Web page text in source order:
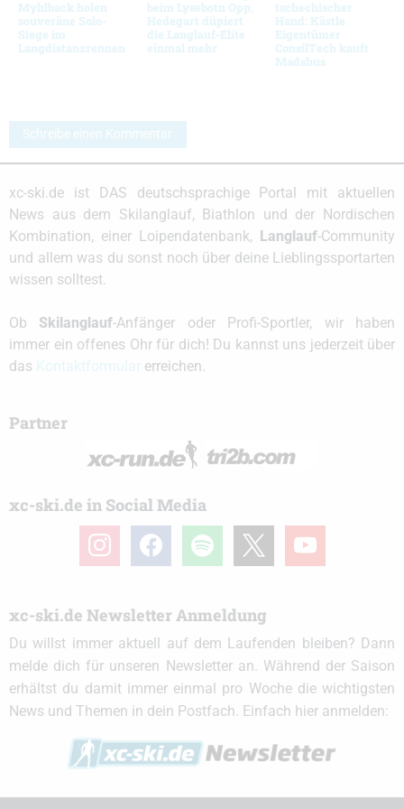
Myhlback holen
souveräne Solo-
Siege im
Langdistanzrennen
beim Lysebotn Opp,
Hedegart düpiert
die Langlauf-Elite
einmal mehr
tschechischer
Hand: Kästle
Eigentümer
ConsilTech kauft
Madshus
Schreibe einen Kommentar
xc-ski.de ist DAS deutschsprachige Portal mit aktuellen
News aus dem Skilanglauf, Biathlon und der Nordischen
Kombination, einer Loipendatenbank, Langlauf-Community
und allem was du sonst noch über deine Lieblingssportarten
wissen solltest.
Ob Skilanglauf-Anfänger oder Profi-Sportler, wir haben
immer ein offenes Ohr für dich! Du kannst uns jederzeit über
das
erreichen.
Partner
xc-ski.de in Social Media
instagramfacebook spotify youtube
xc-ski.de Newsletter Anmeldung
Du willst immer aktuell auf dem Laufenden bleiben? Dann
melde dich für unseren Newsletter an. Während der Saison
erhältst du damit immer einmal pro Woche die wichtigsten
News und Themen in dein Postfach. Einfach hier anmelden: